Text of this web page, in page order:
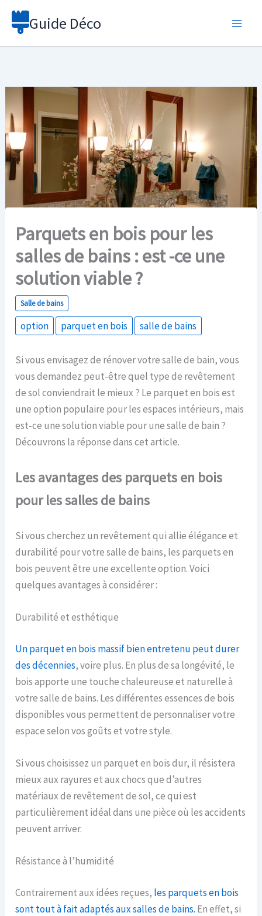
Aller
Guide Déco
Parquets en bois pour les
salles de bains : est -ce une
solution viable ?
Salle de bains
option parquet en bois salle de bains
Si vous envisagez de rénover votre salle de bain, vous
vous demandez peut-être quel type de revêtement
de sol conviendrait le mieux ? Le parquet en bois est
une option populaire pour les espaces intérieurs, mais
est-ce une solution viable pour une salle de bain ?
Découvrons la réponse dans cet article.
Les avantages des parquets en bois
pour les salles de bains
Si vous cherchez un revêtement qui allie élégance et
durabilité pour votre salle de bains, les parquets en
bois peuvent être une excellente option. Voici
quelques avantages à considérer :
Durabilité et esthétique
Un parquet en bois massif bien entretenu peut durer
des décennies, voire plus. En plus de sa longévité, le
bois apporte une touche chaleureuse et naturelle à
votre salle de bains. Les différentes essences de bois
disponibles vous permettent de personnaliser votre
espace selon vos goûts et votre style.
Si vous choisissez un parquet en bois dur, il résistera
mieux aux rayures et aux chocs que d’autres
matériaux de revêtement de sol, ce qui est
particulièrement idéal dans une pièce où les accidents
peuvent arriver.
Résistance à l’humidité
Contrairement aux idées reçues, les parquets en bois
sonttout à fait adaptés aux salles de bains. En effet, si